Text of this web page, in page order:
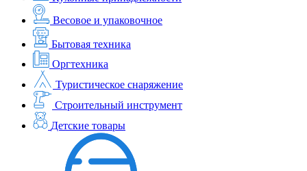
Весовое и упаковочное
Бытовая техника
Оргтехника
Туристическое снаряжение
Строительный инструмент
Детские товары